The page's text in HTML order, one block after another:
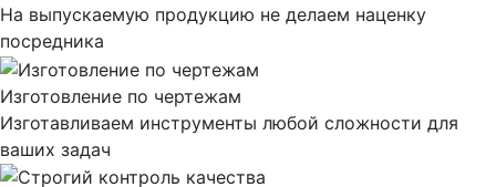
На выпускаемую продукцию не делаем наценку
посредника
Изготовление по чертежам
Изготавливаем инструменты любой сложности для
ваших задач